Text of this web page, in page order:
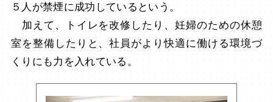
５人が禁煙に成功しているという。
加えて、トイレを改修したり、妊婦のための休憩
室を整備したりと、社員がより快適に働ける環境づ
くりにも力を入れている。